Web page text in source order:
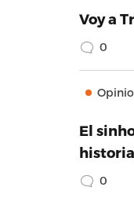
Voy a
0
El
0